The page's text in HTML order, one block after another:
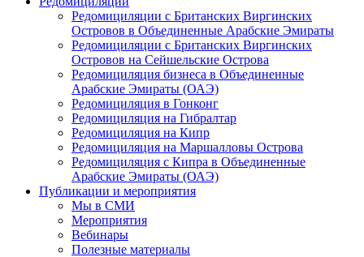
Редомициляции с Британских Виргинских
Островов в Объединенные Арабские Эмираты
Редомициляции с Британских Виргинских
Островов на Сейшельские Острова
Редомициляция бизнеса в Объединенные
Арабские Эмираты (ОАЭ)
Редомициляция в Гонконг
Редомициляция на Гибралтар
Редомициляция на Кипр
Редомициляция на Маршалловы Острова
Редомициляция с Кипра в Объединенные
Арабские Эмираты (ОАЭ)
Публикации и мероприятия
Мы в СМИ
Мероприятия
Вебинары
Полезные материалы